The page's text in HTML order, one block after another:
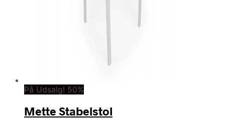
På Udsalg! 50%
Mette Stabelstol